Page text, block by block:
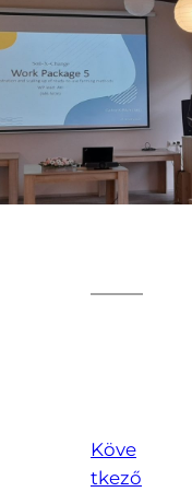
Köve
tkező